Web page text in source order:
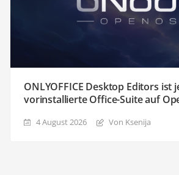
ONLYOFFICE Desktop Editors ist
vorinstallierte Office-Suite auf
4 August 2026 Von Ksenija